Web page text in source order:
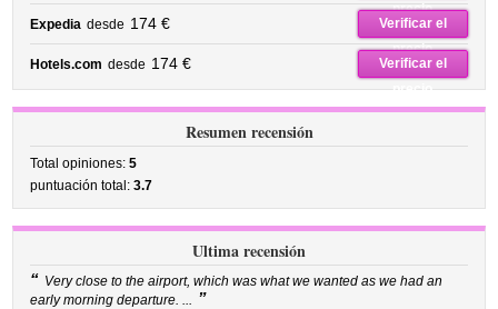
precio
Expedia desde 174 €
Verificar el
precio
Hotels.com desde 174 €
Verificar el
precio
Resumen recensión
Total opiniones:5
puntuación total:3.7
Ultima recensión
“ Very close to the airport, which was what we wanted as we had an
early morning departure. ... ”